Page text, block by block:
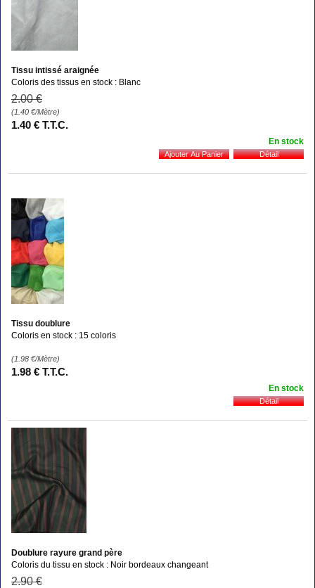
Tissu intissé araignée
Coloris des tissus en stock : Blanc
2.00 €
(1.40 €/Mètre)
1.40 € T.T.C.
En stock
Tissu doublure
Coloris en stock : 15 coloris
(1.98 €/Mètre)
1.98 € T.T.C.
En stock
Doublure rayure grand père
Coloris du tissu en stock : Noir bordeaux changeant
2.90 €